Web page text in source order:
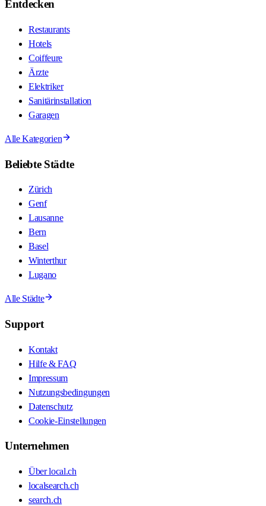
Entdecken
Restaurants
Hotels
Coiffeure
Ärzte
Elektriker
Sanitärinstallation
Garagen
Alle Kategorien
Beliebte Städte
Zürich
Genf
Lausanne
Bern
Basel
Winterthur
Lugano
Alle Städte
Support
Kontakt
Hilfe & FAQ
Impressum
Nutzungsbedingungen
Datenschutz
Cookie-Einstellungen
Unternehmen
Über local.ch
localsearch.ch
search.ch